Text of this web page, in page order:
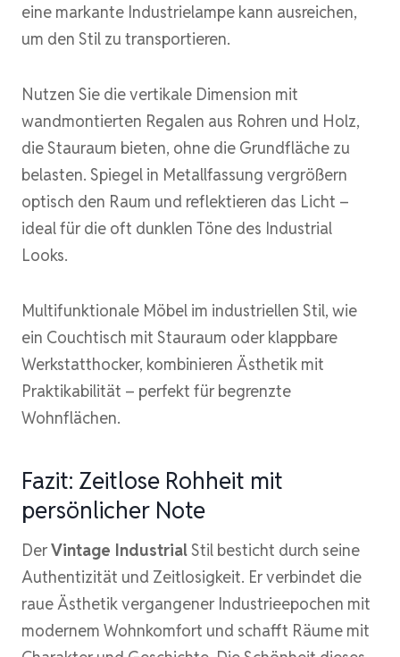
eine markante Industrielampe kann ausreichen,
um den Stil zu transportieren.
Nutzen Sie die vertikale Dimension mit
wandmontierten Regalen aus Rohren und Holz,
die Stauraum bieten, ohne die Grundfläche zu
belasten. Spiegel in Metallfassung vergrößern
optisch den Raum und reflektieren das Licht –
ideal für die oft dunklen Töne des Industrial
Looks.
Multifunktionale Möbel im industriellen Stil, wie
ein Couchtisch mit Stauraum oder klappbare
Werkstatthocker, kombinieren Ästhetik mit
Praktikabilität – perfekt für begrenzte
Wohnflächen.
Fazit: Zeitlose Rohheit mit
persönlicher Note
DerVintage Industrial Stil besticht durch seine
Authentizität und Zeitlosigkeit. Er verbindet die
raue Ästhetik vergangener Industrieepochen mit
modernem Wohnkomfort und schafft Räume mit